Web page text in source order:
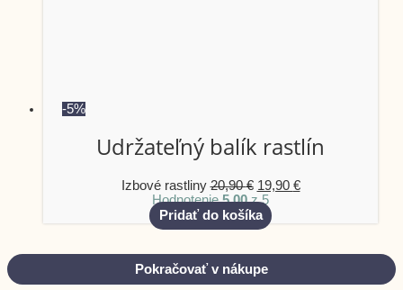
-5%
Udržateľný balík rastlín
Izbové rastliny20,90€ 19,90 €
Hodnotenie5.00z 5
Pridať do košíka
Pokračovať v nákupe